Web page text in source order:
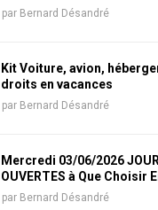
par Bernard Désandré
Kit Voiture, avion,
droits en vacances
par Bernard Désandré
Mercredi 03/06/2026
OUVERTES à Que Choisir
par Bernard Désandré